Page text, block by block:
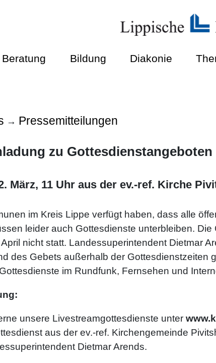
Beratung Bildung Diakonie
→ Pressemitteilungen
zu
März, 11 Uhr aus der ev.-ref. Kirche
im Kreis Lippe verfügt haben, dass alle
leider auch Gottesdienste unterbleiben.
nicht statt. Landessuperintendent Dietmar
des Gebets außerhalb der Gottesdienstzeiten
im Rundfunk, Fernsehen und
unsere Livestreamgottesdienste unter
aus der ev.-ref. Kirchengemeinde
Dietmar Arends.